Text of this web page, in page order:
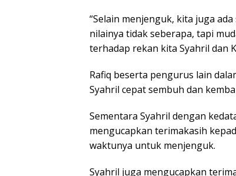
“Selain menjenguk, kita juga
nilainya tidak seberapa, tapi
terhadap rekan kita Syahril dan
Rafiq beserta pengurus lain
Syahril cepat sembuh dan
Sementara Syahril dengan
mengucapkan terimakasih
waktunya untuk menjenguk.
Syahril juga mengucapkan